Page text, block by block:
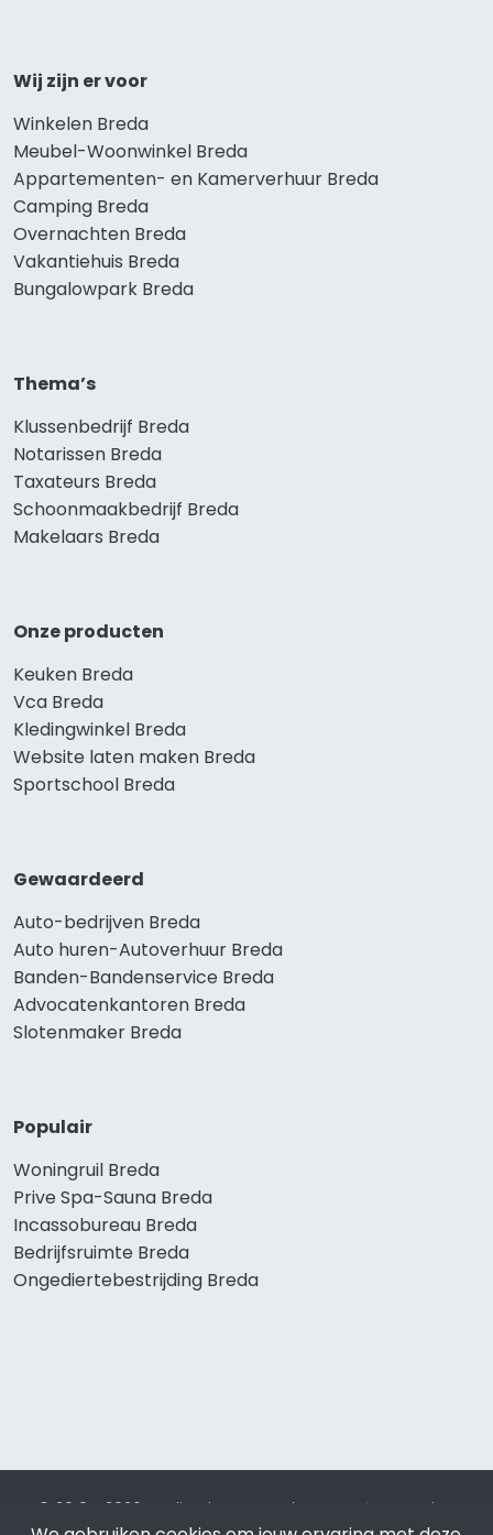
Wij zijn er voor
Winkelen Breda
Meubel-Woonwinkel Breda
Appartementen- en Kamerverhuur Breda
Camping Breda
Overnachten Breda
Vakantiehuis Breda
Bungalowpark Breda
Thema’s
Klussenbedrijf Breda
Notarissen Breda
Taxateurs Breda
Schoonmaakbedrijf Breda
Makelaars Breda
Onze producten
Keuken Breda
Vca Breda
Kledingwinkel Breda
Website laten maken Breda
Sportschool Breda
Gewaardeerd
Auto-bedrijven Breda
Auto huren-Autoverhuur Breda
Banden-Bandenservice Breda
Advocatenkantoren Breda
Slotenmaker Breda
Populair
Woningruil Breda
Prive Spa-Sauna Breda
Incassobureau Breda
Bedrijfsruimte Breda
Ongediertebestrijding Breda
© 2019 - 2026 Realisatie en SEO door SEO-bureau
Lion